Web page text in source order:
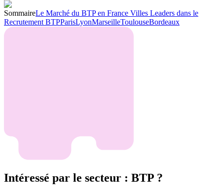
SommaireLe Marché du BTP en France Villes Leaders dans le
Recrutement BTPParisLyonMarseilleToulouseBordeaux
Intéressé par le secteur : BTP ?